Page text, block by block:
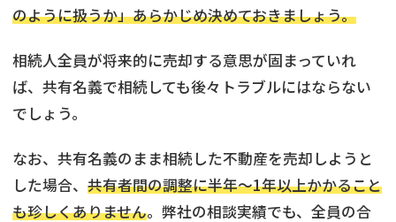
のように扱うか」あらかじめ決めておきましょう。
相続人全員が将来的に売却する意思が固まっていれ
ば、共有名義で相続しても後々トラブルにはならない
でしょう。
なお、共有名義のまま相続した不動産を売却しようと
した場合、 共有者間の調整に半年〜1年以上かかること
も珍しくありません。弊社の相談実績でも、全員の合